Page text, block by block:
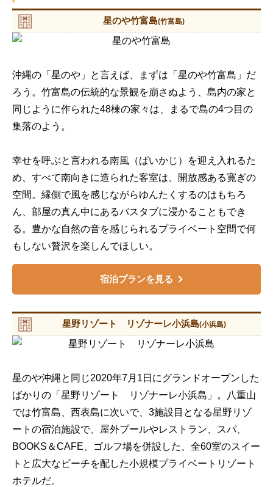
星のや竹富島(竹富島)
沖縄の「星のや」と言えば、まずは「星のや竹富島」だ
ろう。竹富島の伝統的な景観を崩さぬよう、島内の家と
同じように作られた48棟の家々は、まるで島の4つ目の
集落のよう。
幸せを呼ぶと言われる南風（ぱいかじ）を迎え入れるた
め、すべて南向きに造られた客室は、開放感ある寛ぎの
空間。縁側で風を感じながらゆんたくするのはもちろ
ん、部屋の真ん中にあるバスタブに浸かることもでき
る。豊かな自然の音を感じられるプライベート空間で何
もしない贅沢を楽しんでほしい。
宿泊プランを見る
星野リゾート リゾナーレ小浜島(小浜島)
星のや沖縄と同じ2020年7月1日にグランドオープンした
ばかりの「星野リゾート リゾナーレ小浜島」。八重山
では竹富島、西表島に次いで、3施設目となる星野リゾ
ートの宿泊施設で、屋外プールやレストラン、スパ、
BOOKS＆CAFE、ゴルフ場を併設した、全60室のスイー
トと広大なビーチを配した小規模プライベートリゾート
ホテルだ。